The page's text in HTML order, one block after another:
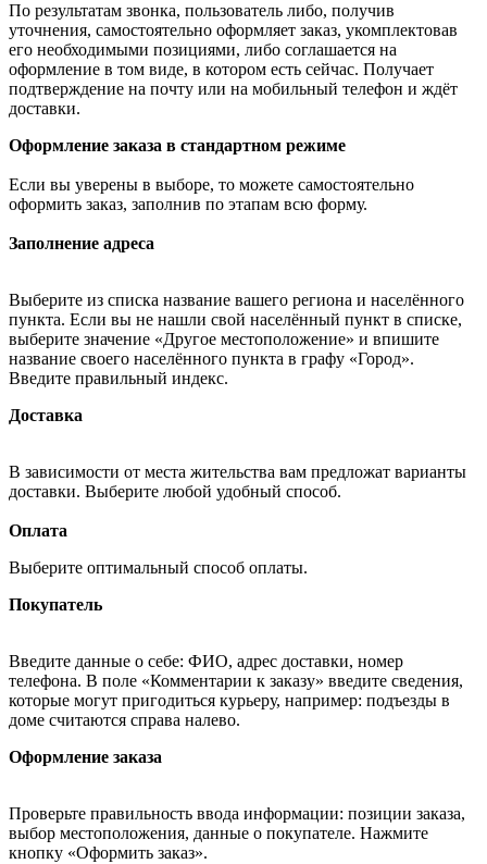
По результатам звонка, пользователь либо, получив
уточнения, самостоятельно оформляет заказ, укомплектовав
его необходимыми позициями, либо соглашается на
оформление в том виде, в котором есть сейчас. Получает
подтверждение на почту или на мобильный телефон и ждёт
доставки.
Оформление заказа в стандартном режиме
Если вы уверены в выборе, то можете самостоятельно
оформить заказ, заполнив по этапам всю форму.
Заполнение адреса
Выберите из списка название вашего региона и населённого
пункта. Если вы не нашли свой населённый пункт в списке,
выберите значение «Другое местоположение» и впишите
название своего населённого пункта в графу «Город».
Введите правильный индекс.
Доставка
В зависимости от места жительства вам предложат варианты
доставки. Выберите любой удобный способ.
Оплата
Выберите оптимальный способ оплаты.
Покупатель
Введите данные о себе: ФИО, адрес доставки, номер
телефона. В поле «Комментарии к заказу» введите сведения,
которые могут пригодиться курьеру, например: подъезды в
доме считаются справа налево.
Оформление заказа
Проверьте правильность ввода информации: позиции заказа,
выбор местоположения, данные о покупателе. Нажмите
кнопку «Оформить заказ».